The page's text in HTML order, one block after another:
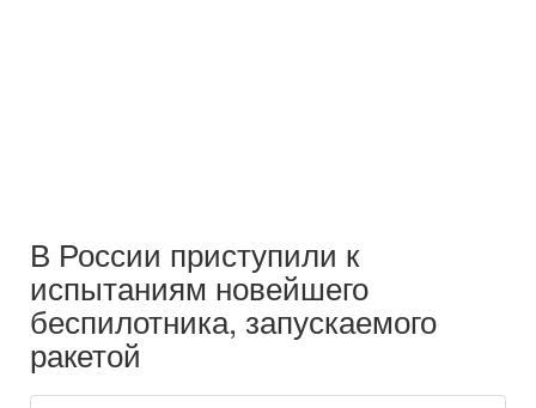
В России приступили к
испытаниям новейшего
беспилотника, запускаемого
ракетой